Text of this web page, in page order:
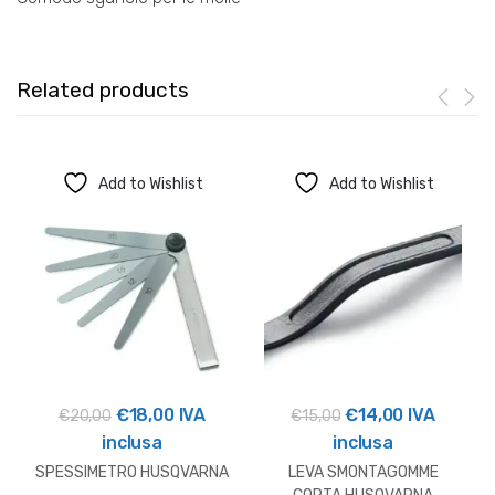
Related products
Add to Wishlist
€20,00 Il
prezzo
originale
€18,00Il
attuale
IVA
inclusa
SPESSIMETRO HUSQVARNA
Add to Wishlist
€15,00 Il
prezzo
originale
€14,00Il
attuale
IVA
inclusa
LEVA SMONTAGOMME